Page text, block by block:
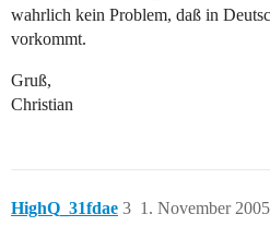
wahrlich kein Problem, daß in
vorkommt.
Gruß,
Christian
HighQ_31fdae 1. November
3